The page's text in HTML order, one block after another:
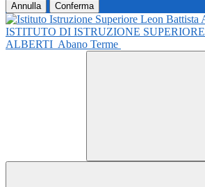
Annulla Conferma
ISTITUTO DI ISTRUZIONE SUPERIORE
ALBERTI Abano Terme